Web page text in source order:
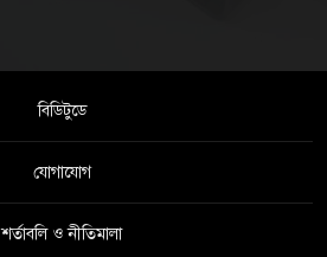
বিডিটুডে
যোগাযোগ
শর্তাবলি ও নীতিমালা